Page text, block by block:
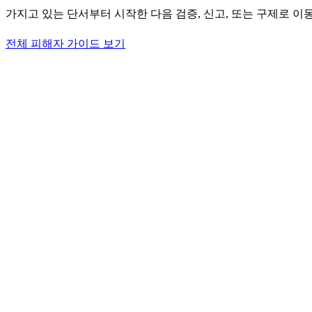
가지고 있는 단서부터 시작한 다음 검증, 신고, 또는 구제로 이
전체 피해자 가이드 보기